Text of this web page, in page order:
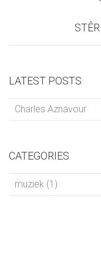
LATEST POSTS
Charles Aznavour
CATEGORIES
muziek (1)